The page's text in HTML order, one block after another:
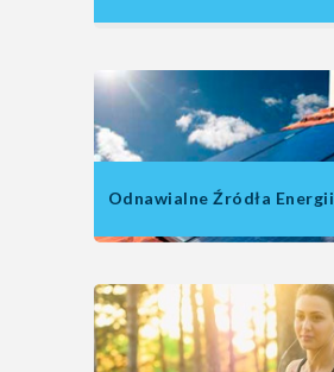
Odnawialne Źródła Energii